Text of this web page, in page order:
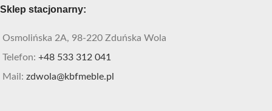
Sklep stacjonarny:
Osmolińska 2A, 98-220 Zduńska Wola
Telefon: +48 533 312 041
Mail: zdwola@kbfmeble.pl